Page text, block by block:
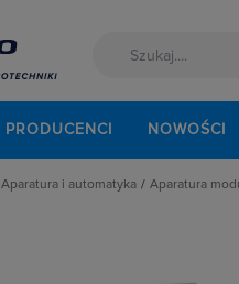
PRODUCENCI NOWOŚCI
Aparatura i automatyka
Aparatura